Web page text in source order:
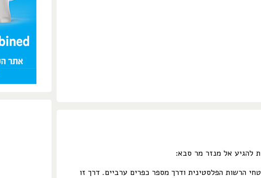
להגיע אל מנזר מר סבא:
הרשות הפלסטינית ודרך מספר כפרים ערביים. דרך זו